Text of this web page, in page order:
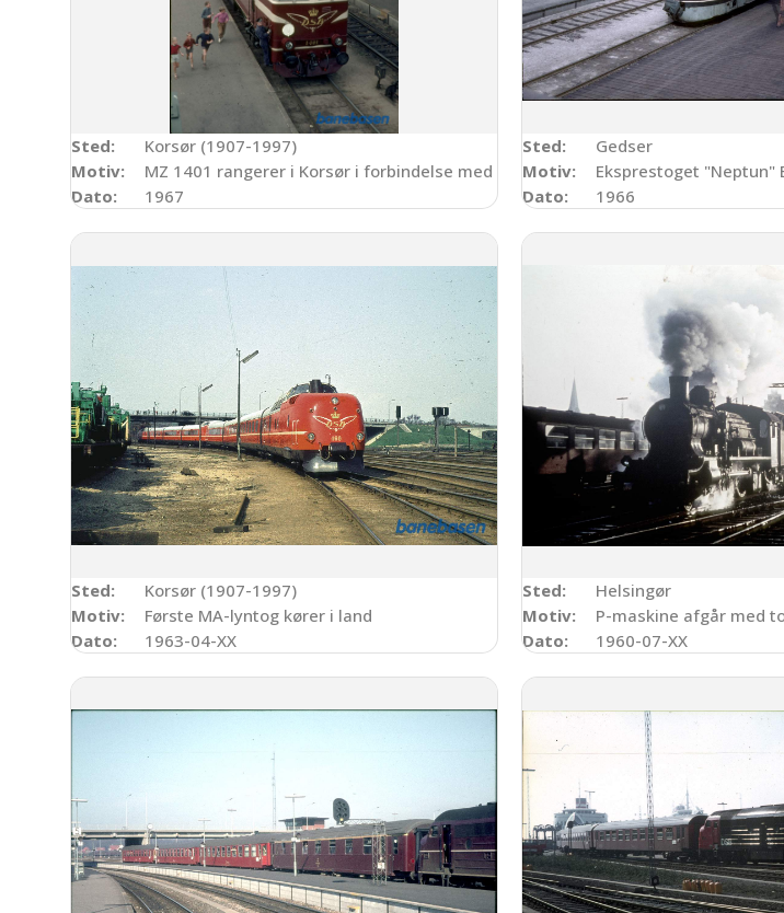
Sted:
Korsør (1907-1997)
Motiv:
MZ 1401 rangerer i Korsør i forbindelse med prøvetog
Dato:
1967
Sted:
Gedser
Motiv:
Eksprestoget "Neptun"
Dato:
1966
Sted:
Korsør (1907-1997)
Motiv:
Første MA-lyntog kører i land
Dato:
1963-04-XX
Sted:
Helsingør
Motiv:
P-maskine afgår med
Dato:
1960-07-XX